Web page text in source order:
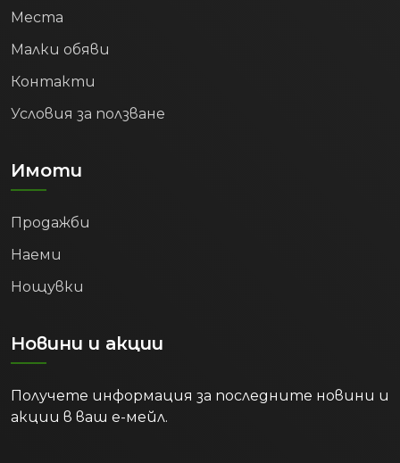
Места
Малки обяви
Контакти
Условия за ползване
Имоти
Продажби
Наеми
Нощувки
Новини и акции
Получете информация за последните новини и
акции в ваш е-мейл.